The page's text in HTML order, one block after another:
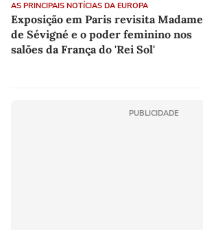
AS PRINCIPAIS NOTÍCIAS DA EUROPA
Exposição em Paris revisita Madame
de Sévigné e o poder feminino nos
salões da França do 'Rei Sol'
PUBLICIDADE